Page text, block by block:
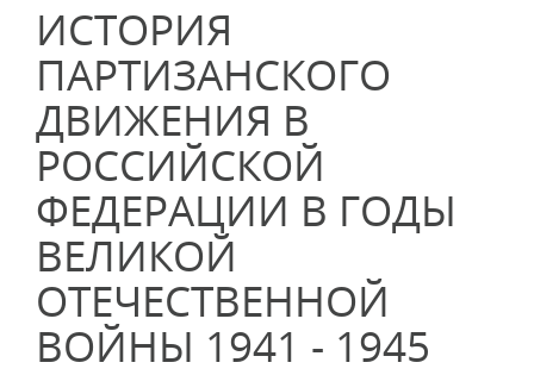
ИСТОРИЯ
ПАРТИЗАНСКОГО
ДВИЖЕНИЯ В
РОССИЙСКОЙ
ФЕДЕРАЦИИ В ГОДЫ
ВЕЛИКОЙ
ОТЕЧЕСТВЕННОЙ
ВОЙНЫ 1941 - 1945